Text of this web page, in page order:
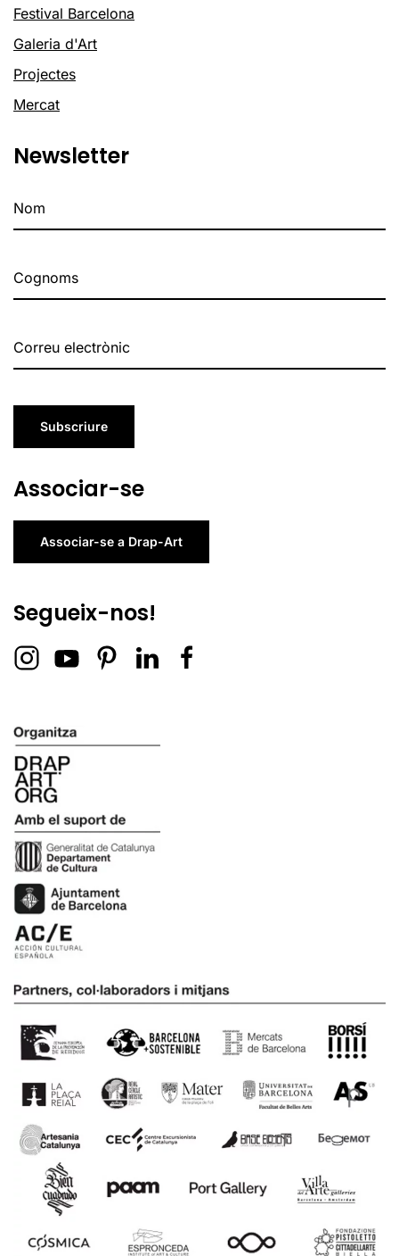
Festival Barcelona
Galeria d'Art
Projectes
Mercat
Newsletter
Subscriure
Associar-se
Associar-se a Drap-Art
Segueix-nos!